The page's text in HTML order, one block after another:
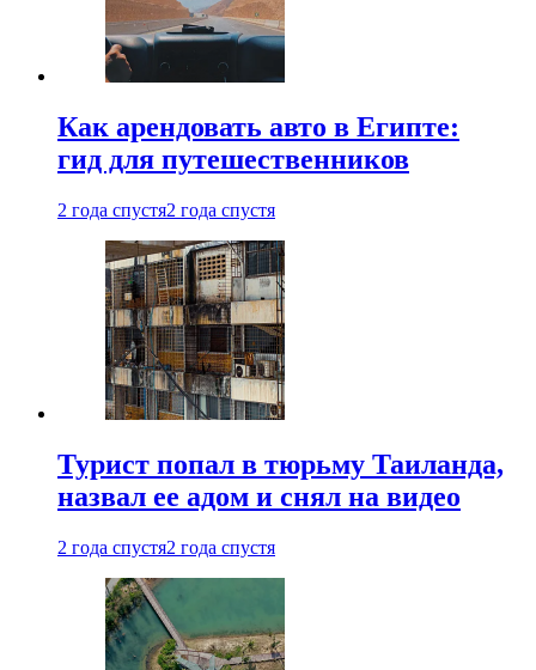
Как арендовать авто в Египте:
гид для путешественников
2 года спустя2 года спустя
Турист попал в тюрьму Таиланда,
назвал ее адом и снял на видео
2 года спустя2 года спустя